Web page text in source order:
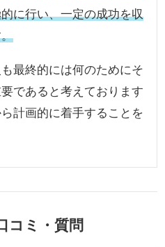
に行い、一定の成功を収
最終的には何のためにそ
であると考えております
計画的に着手することを
コミ・質問